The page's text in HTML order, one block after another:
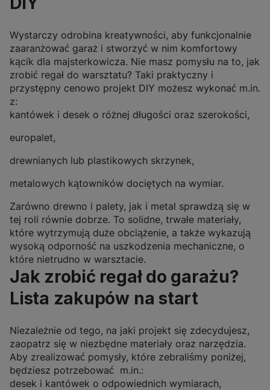
Wystarczy odrobina kreatywności, aby funkcjonalnie
zaaranżować garaż i stworzyć w nim komfortowy
kącik dla majsterkowicza. Nie masz pomysłu na to, jak
zrobić regał do warsztatu? Taki praktyczny i
przystępny cenowo projekt DIY możesz wykonać m.in.
z:
kantówek i desek o różnej długości oraz szerokości,
europalet,
drewnianych lub plastikowych skrzynek,
metalowych kątowników dociętych na wymiar.
Zarówno drewno i palety, jak i metal sprawdzą się w
tej roli równie dobrze. To solidne, trwałe materiały,
które wytrzymują duże obciążenie, a także wykazują
wysoką odporność na uszkodzenia mechaniczne, o
które nietrudno w warsztacie.
Jak zrobić regał do garażu?
Lista zakupów na start
Niezależnie od tego, na jaki projekt się zdecydujesz,
zaopatrz się w niezbędne materiały oraz narzędzia.
Aby zrealizować pomysły, które zebraliśmy poniżej,
będziesz potrzebować m.in.:
desek i kantówek o odpowiednich wymiarach,